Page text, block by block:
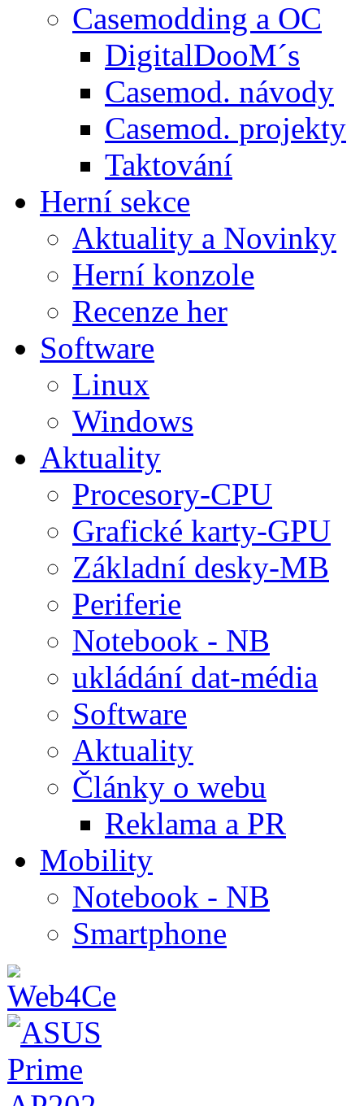
Casemodding a OC
DigitalDooM´s
Casemod. návody
Casemod. projekty
Taktování
Herní sekce
Aktuality a Novinky
Herní konzole
Recenze her
Software
Linux
Windows
Aktuality
Procesory-CPU
Grafické karty-GPU
Základní desky-MB
Periferie
Notebook - NB
ukládání dat-média
Software
Aktuality
Články o webu
Reklama a PR
Mobility
Notebook - NB
Smartphone